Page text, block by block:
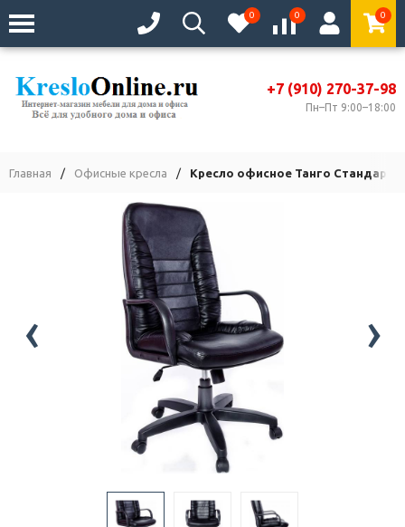
0 0 0
+7 (910) 270-37-98
Пн–Пт 9:00–18:00
Главная / Офисные кресла / Кресло офисное Танго Стандарт
‹ ›